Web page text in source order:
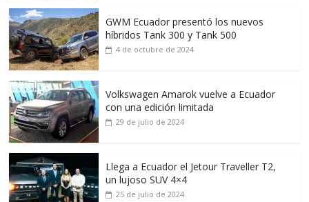
GWM Ecuador presentó los nuevos
híbridos Tank 300 y Tank 500
4 de octubre de 2024
Volkswagen Amarok vuelve a Ecuador
con una edición limitada
29 de julio de 2024
Llega a Ecuador el Jetour Traveller T2,
un lujoso SUV 4×4
25 de julio de 2024